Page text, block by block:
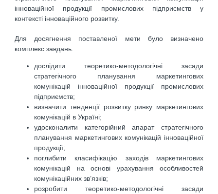
інноваційної продукції промислових підприємств у
контексті інноваційного розвитку.
Для досягнення поставленої мети було визначено
комплекс завдань:
дослідити теоретико-методологічні засади
стратегічного планування маркетингових
комунікацій інноваційної продукції промислових
підприємств;
визначити тенденції розвитку ринку маркетингових
комунікацій в Україні;
удосконалити категорійний апарат стратегічного
планування маркетингових комунікацій інноваційної
продукції;
поглибити класифікацію заходів маркетингових
комунікацій на основі урахування особливостей
комунікаційних зв’язків;
розробити теоретико-методологічні засади